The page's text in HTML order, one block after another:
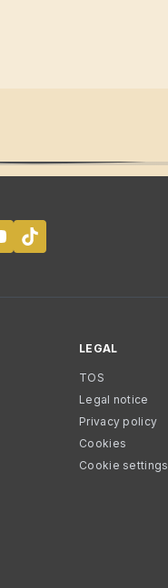
LEGAL
TOS
Legal notice
Privacy policy
Cookies
Cookie settings